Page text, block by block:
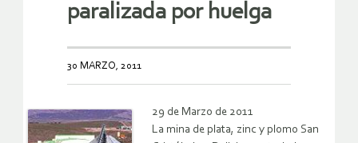
paralizada por huelga
30 MARZO, 2011
29 de Marzo de 2011
La mina de plata, zinc y plomo San